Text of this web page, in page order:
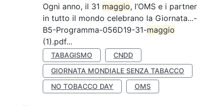
Ogni anno, il 31 maggio, l’OMS e i partner
in tutto il mondo celebrano la Giornata...-
B5-Programma-056D19-31-maggio
(1).pdf...
TABAGISMO
CNDD
GIORNATA MONDIALE SENZA TABACCO
NO TOBACCO DAY
OMS